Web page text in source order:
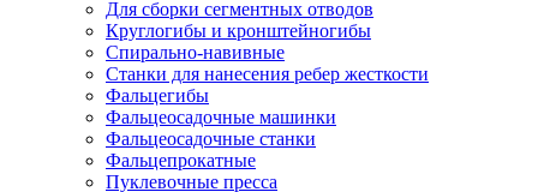
Для сборки сегментных отводов
Круглогибы и кронштейногибы
Спирально-навивные
Станки для нанесения ребер жесткости
Фальцегибы
Фальцеосадочные машинки
Фальцеосадочные станки
Фальцепрокатные
Пуклевочные пресса